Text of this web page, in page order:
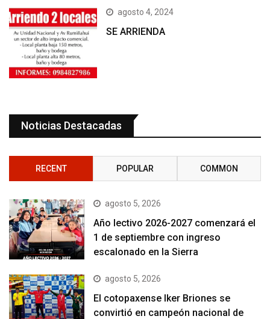
agosto 4, 2024
SE ARRIENDA
Noticias Destacadas
RECENT POPULAR COMMON
agosto 5, 2026
Año lectivo 2026-2027 comenzará el
1 de septiembre con ingreso
escalonado en la Sierra
agosto 5, 2026
El cotopaxense Iker Briones se
convirtió en campeón nacional de